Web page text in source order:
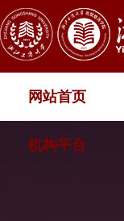
网站首页
机构平台